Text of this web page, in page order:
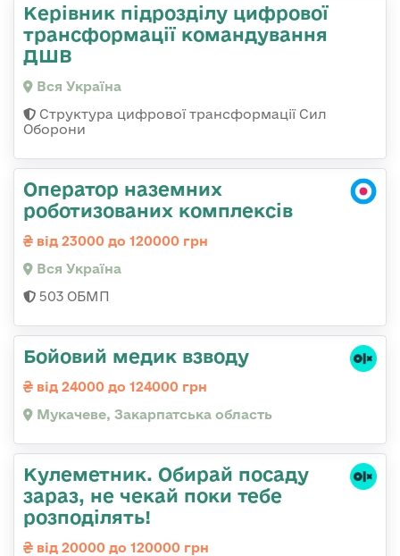
Керівник підрозділу цифрової
трансформації командування
ДШВ
Вся Україна
Структура цифрової трансформації Сил
Оборони
Оператор наземних
роботизованих комплексів
від 23000 до 120000 грн
Вся Україна
503 ОБМП
Бойовий медик взводу
від 24000 до 124000 грн
Мукачеве, Закарпатська область
Кулеметник. Обирай посаду
зараз, не чекай поки тебе
розподілять!
від 20000 до 120000 грн